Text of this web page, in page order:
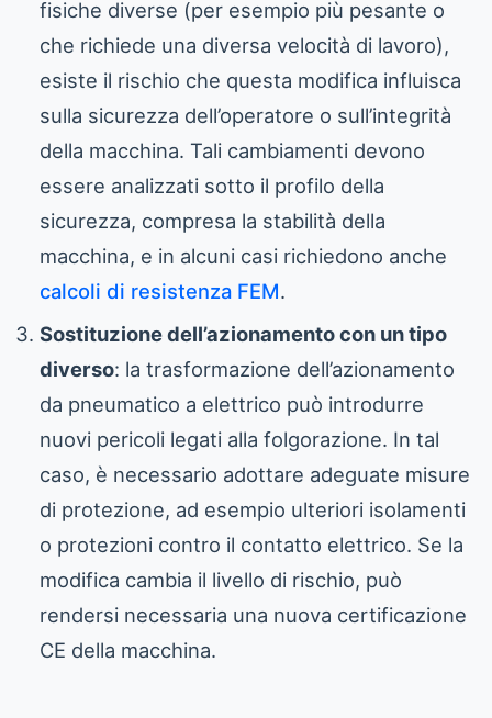
fisiche diverse (per esempio più pesante o
che richiede una diversa velocità di lavoro),
esiste il rischio che questa modifica influisca
sulla sicurezza dell’operatore o sull’integrità
della macchina. Tali cambiamenti devono
essere analizzati sotto il profilo della
sicurezza, compresa la stabilità della
macchina, e in alcuni casi richiedono anche
calcoli di resistenza FEM.
Sostituzione dell’azionamento con un tipo
diverso: la trasformazione dell’azionamento
da pneumatico a elettrico può introdurre
nuovi pericoli legati alla folgorazione. In tal
caso, è necessario adottare adeguate misure
di protezione, ad esempio ulteriori isolamenti
o protezioni contro il contatto elettrico. Se la
modifica cambia il livello di rischio, può
rendersi necessaria una nuova certificazione
CE della macchina.